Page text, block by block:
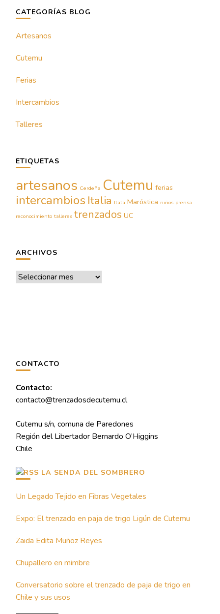
CATEGORÍAS BLOG
Artesanos
Cutemu
Ferias
Intercambios
Talleres
ETIQUETAS
artesanos Cerdeña Cutemu ferias
intercambios Italia Itata Maróstica niños prensa
reconocimiento talleres trenzados UC
ARCHIVOS
Archivos
CONTACTO
Contacto:
contacto@trenzadosdecutemu.cl
Cutemu s/n, comuna de Paredones
Región del Libertador Bernardo O’Higgins
Chile
LA SENDA DEL SOMBRERO
Un Legado Tejido en Fibras Vegetales
Expo: El trenzado en paja de trigo Ligún de Cutemu
Zaida Edita Muñoz Reyes
Chupallero en mimbre
Conversatorio sobre el trenzado de paja de trigo en
Chile y sus usos